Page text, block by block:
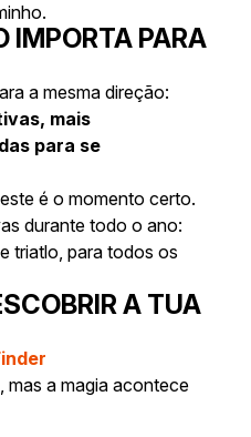
IMPORTA PARA
a mesma direção:
mais
para se
é o momento certo.
durante todo o ano:
triatlo, para todos os
A TUA
mas a magia acontece